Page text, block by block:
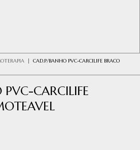
CAD.P/BANHO PVC-CARCILIFE BRACO
CARCILIFE